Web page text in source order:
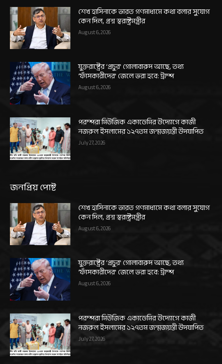
শেখ হাসিনাকে ভারত গণমাধ্যমে কথা বলার সুযোগ
কেন দিল, প্রশ্ন স্বরাষ্ট্রমন্ত্রীর
August 6, 2026
যুক্তরাষ্ট্রের ‘প্রচুর’ গোলাবারুদ আছে, তথ্য
‘ফাঁসকারীদের’ জেলে ভরা হবে: ট্রাম্প
August 6, 2026
পরম্পরা মিউজিক একাডেমির উদ্যোগে কাজী
নজরুল ইসলামের ১২৭তম জন্মজয়ন্তী উদযাপিত
July 27, 2026
জনপ্রিয় পোষ্ট
শেখ হাসিনাকে ভারত গণমাধ্যমে কথা বলার সুযোগ
কেন দিল, প্রশ্ন স্বরাষ্ট্রমন্ত্রীর
August 6, 2026
যুক্তরাষ্ট্রের ‘প্রচুর’ গোলাবারুদ আছে, তথ্য
‘ফাঁসকারীদের’ জেলে ভরা হবে: ট্রাম্প
August 6, 2026
পরম্পরা মিউজিক একাডেমির উদ্যোগে কাজী
নজরুল ইসলামের ১২৭তম জন্মজয়ন্তী উদযাপিত
July 27, 2026